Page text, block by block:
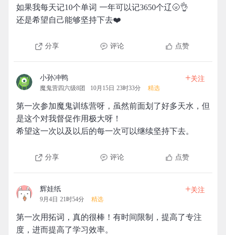
如果我每天记10个单词 一年可以记3650个辽🌝👌
还是希望自己能够坚持下去❤️
分享 评论 点赞
小孙冲鸭
魔鬼营四六级8团 10月15日 23时33分 精选
+关注
第一次参加魔鬼训练营呀，虽然前面划了好多天水，但
是这个对我督促作用极大呀！
希望这一次以及以后的每一次可以继续坚持下去。
分享 评论 点赞
辉娃纸
9月4日 21时54分 精选
+关注
第一次用拓词，真的很棒！有时间限制，提高了专注
度，进而提高了学习效率。